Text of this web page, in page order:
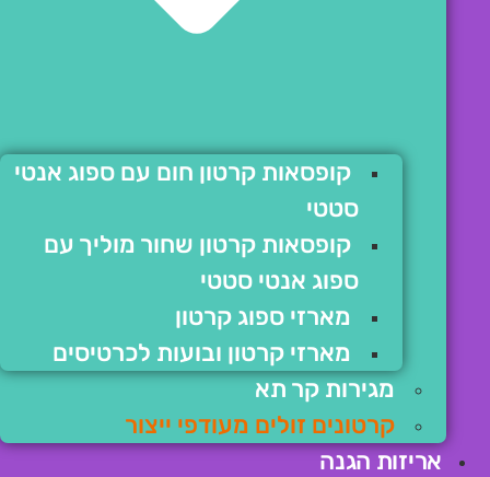
קופסאות קרטון חום עם ספוג אנטי
סטטי
קופסאות קרטון שחור מוליך עם
ספוג אנטי סטטי
מארזי ספוג קרטון
מארזי קרטון ובועות לכרטיסים
מגירות קר תא
קרטונים זולים מעודפי ייצור
אריזות הגנה